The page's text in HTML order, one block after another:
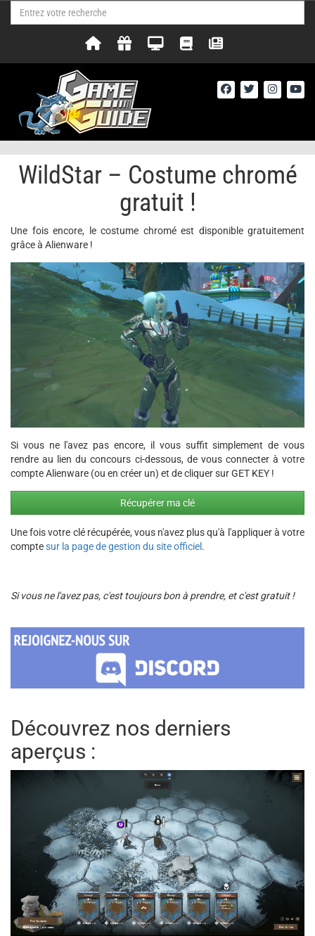
WildStar – Costume chromé
gratuit !
Une fois encore, le costume chromé est disponible gratuitement
grâce à Alienware !
Si vous ne l'avez pas encore, il vous suffit simplement de vous
rendre au lien du concours ci-dessous, de vous connecter à votre
compte Alienware (ou en créer un) et de cliquer sur GET KEY !
Récupérer ma clé
Une fois votre clé récupérée, vous n'avez plus qu'à l'appliquer à votre
comptesur la page de gestion du site officiel.
Si vous ne l'avez pas, c'est toujours bon à prendre, et c'est gratuit !
Découvrez nos derniers
aperçus :